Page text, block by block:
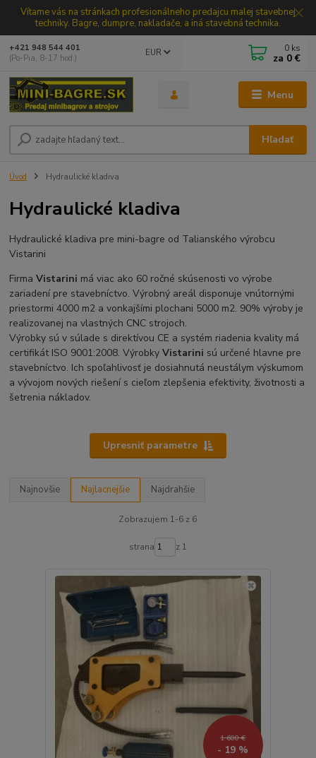
Vítame vás na stránkach profesionálneho predajcu malej stavebnej
techniky. Bagre, dumpre, nakladače, a iná stavebná technika.
Menu
EUR
Hľadať
+421 948 544 401
(Po-Pia, 8-17 hod.)
0 ks
za 0 €
Úvod Hydraulické kladiva
Hydraulické kladiva
Hydraulické kladiva pre mini-bagre od Talianského výrobcu
Vistarini
FirmaVistarini má viac ako 60 ročné skúsenosti vo výrobe
zariadení pre stavebníctvo. Výrobný areál disponuje vnútornými
priestormi 4000 m2 a vonkajšími plochani 5000 m2. 90% výroby je
realizovanej na vlastných CNC strojoch.
Výrobky sú v súlade s direktívou CE a systém riadenia kvality má
certifikát ISO 9001:2008. VýrobkyVistarini sú určené hlavne pre
stavebníctvo. Ich spoľahlivosť je dosiahnutá neustálym výskumom
a vývojom nových riešení s cieľom zlepšenia efektivity, životnosti a
šetrenia nákladov.
Upresniť parametre
Najnovšie Najlacnejšie Najdrahšie
Zobrazujem 1-6 z 6
strana z 1
1 600 €
- 19 %